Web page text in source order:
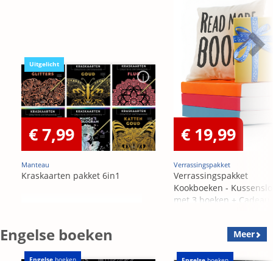
Uitgelicht
€ 7,99
Manteau
Kraskaarten pakket 6in1
€ 19,99
Verrassingspakket
Verrassingspakket
Kookboeken -
met 3 boeken + Cadeau
Engelse boeken Meer